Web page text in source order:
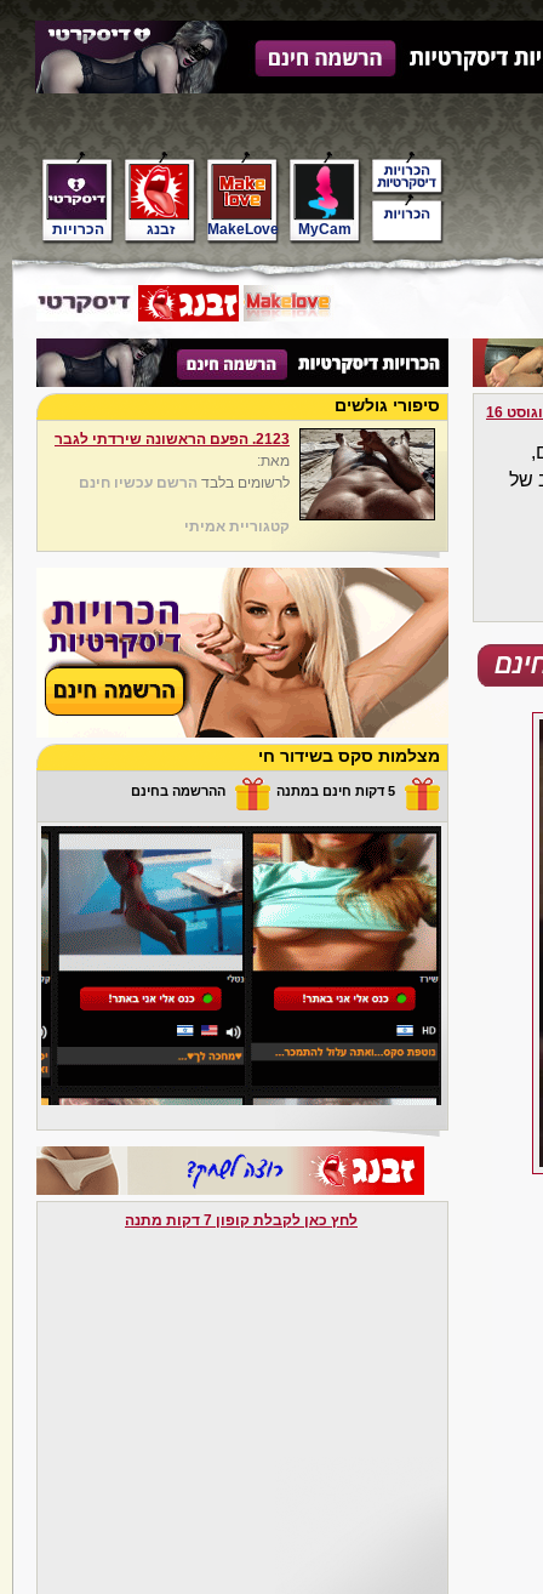
הכרויות זבנג MakeLove MyCam
16
לערב של
סיפורי גולשים
2123. הפעם הראשונה שירדתי לגבר
מאת:
לרשומים בלבד הרשם עכשיו חינם
קטגוריית אמיתי
מצלמות סקס בשידור חי
5 דקות חינם במתנה ההרשמה בחינם
לחץ כאן לקבלת קופון 7 דקות מתנה